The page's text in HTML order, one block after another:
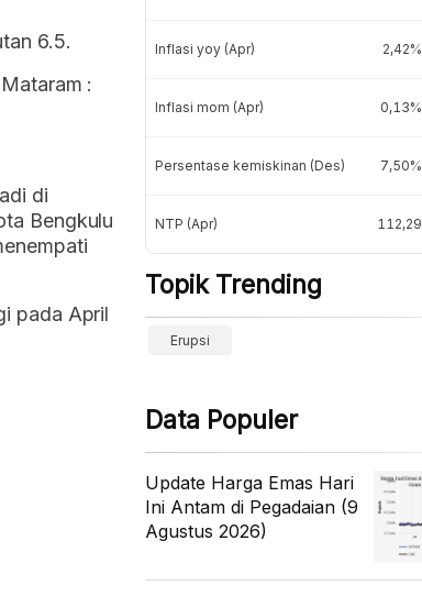
6.5.
:
di
Bengkulu
pada April
Inflasi yoy (Apr) 2,42%
Inflasi mom (Apr) 0,13%
Persentase kemiskinan (Des) 7,50%
NTP (Apr) 112,29
Topik Trending
Erupsi
Data Populer
Update Harga Emas Hari
Ini Antam di Pegadaian (9
Agustus 2026)